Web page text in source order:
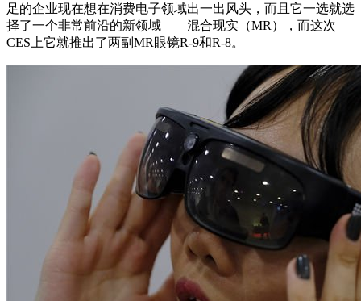
足的企业现在想在消费电子领域出一出风头，而且它一选就选
择了一个非常前沿的新领域——混合现实（MR），而这次
CES上它就推出了两副MR眼镜R-9和R-8。